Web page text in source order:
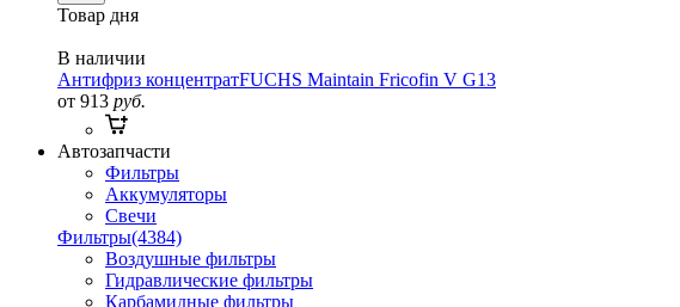
Товар дня
В наличии
Антифриз концентратFUCHS Maintain Fricofin V G13
от 913 руб.
Автозапчасти
Фильтры
Аккумуляторы
Свечи
Фильтры(4384)
Воздушные фильтры
Гидравлические фильтры
Карбамидные фильтры